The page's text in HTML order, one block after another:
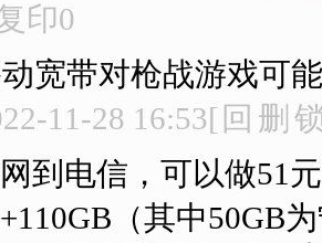
印0
宽带对枪战游戏可
11-28 16:53[ 回 删
到电信，可以做51
（其中50GB